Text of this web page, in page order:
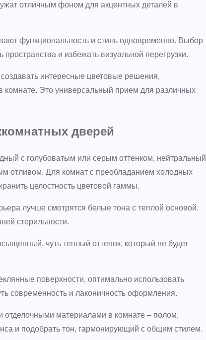
отличным фоном для акцентных деталей в
функциональность и стиль одновременно. Выбор
и избежать визуальной перегрузки.
создавать интересные цветовые решения,
Это универсальный прием для различных
дверей
с голубоватым или серым оттенком, нейтральный
отливом. Для комнат с преобладанием холодных
целостность цветовой гаммы.
лучше смотрятся белые тона с теплой основой.
стерильности.
чуть теплый оттенок, который не будет
поверхности, оптимально использовать
современность и лаконичность оформления.
отделочными материалами в комнате – полом,
и подобрать тон, гармонирующий с общим стилем.